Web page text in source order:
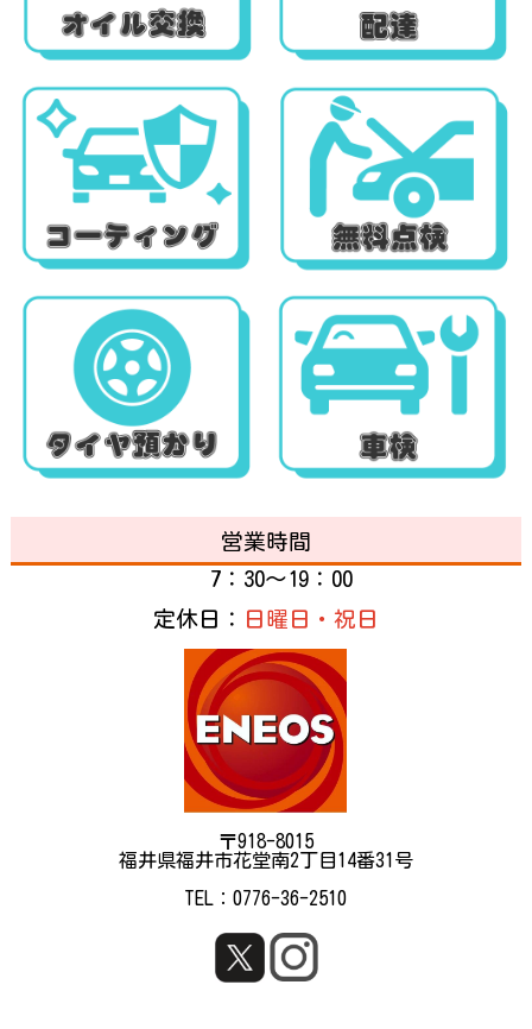
営業時間
7：30～19：00
定休日：
日曜日・祝日
〒918-8015
福井県福井市花堂南2丁目14番31号
TEL：0776-36-2510